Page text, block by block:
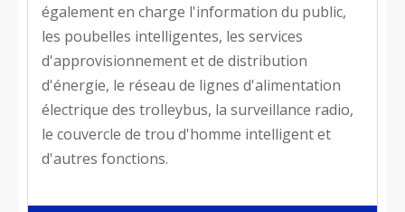
également en charge l'information du public,
les poubelles intelligentes, les services
d'approvisionnement et de distribution
d'énergie, le réseau de lignes d'alimentation
électrique des trolleybus, la surveillance radio,
le couvercle de trou d'homme intelligent et
d'autres fonctions.